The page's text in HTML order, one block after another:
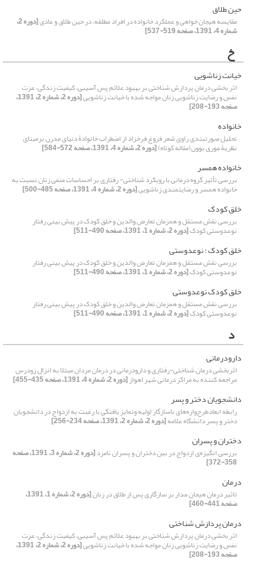
حین طلاق
مقایسه هیجان خواهی و عملکرد خانواده در افراد مطلقه، در حین طلاق و عادی [دوره 2،
شماره 4، 1391، صفحه 519-537]
خ
خیانت زناشویی
اثر بخشی درمان پردازش شناختی بر بهبود علائم پس آسیبی، کیفیت زندگی، عزت
نفس و رضایت زناشویی زنان مواجه شده با خیانت زناشویی [دوره 2، شماره 2، 1391،
صفحه 193-208]
خانواده
تحلیل صورتبندی راوی شعر فروغ فرخزاد از اضطراب خانوادۀ دنیای مدرن برمبنای
نظریۀ موری بوون(مقاله کوتاه)[دوره 2، شماره 4، 1391، صفحه 572-584]
خانواده همسر
بررسی تأثیر گروه درمانی با رویکرد شناختی- رفتاری بر احساسات منفی زنان نسبت به
خانواده همسر و رضایتمندی زناشویی[دوره 2، شماره 4، 1391، صفحه 485-500]
خلق کودک
بررسی نقش مستقل و همزمان تعارض والدین و خلق کودک در پیش بینی رفتار
نوعدوستی کودک[دوره 2، شماره 1، 1391، صفحه 490-511]
خلق کودک : نوعدوستی
بررسی نقش مستقل و همزمان تعارض والدین و خلق کودک در پیش بینی رفتار
نوعدوستی کودک[دوره 2، شماره 1، 1391، صفحه 490-511]
خلق کودک نوعدوستی
بررسی نقش مستقل و همزمان تعارض والدین و خلق کودک در پیش بینی رفتار
نوعدوستی کودک[دوره 2، شماره 1، 1391، صفحه 490-511]
د
دارودرمانی
اثربخشی درمان شناختی-رفتاری و دارودرمانی در درمان مردان مبتلا به انزال زودرس
مراجعه کننده به مراکز درمانی شهر اهواز[دوره 2، شماره 4، 1391، صفحه 435-455]
دانشجویان دختر و پسر
رابطه ابعادطرح‌واره‌های ناسازگار اولیه وتمایز یافتگی با رغبت به ازدواج در دانشجویان
دختر و پسر دانشگاه علامه[دوره 2، شماره 2، 1391، صفحه 234-256]
دختران و پسران
بررسی انگیزه‌ی ازدواج در بین دختران و پسران نامزد [دوره 2، شماره 3، 1391، صفحه
358-372]
درمان
تاثیر درمان هیجان مدار بر سازگاری پس از طلاق در زنان [دوره 2، شماره 1، 1391،
صفحه 441-460]
درمان پردازش شناختی
اثر بخشی درمان پردازش شناختی بر بهبود علائم پس آسیبی، کیفیت زندگی، عزت
نفس و رضایت زناشویی زنان مواجه شده با خیانت زناشویی [دوره 2، شماره 2، 1391،
صفحه 193-208]